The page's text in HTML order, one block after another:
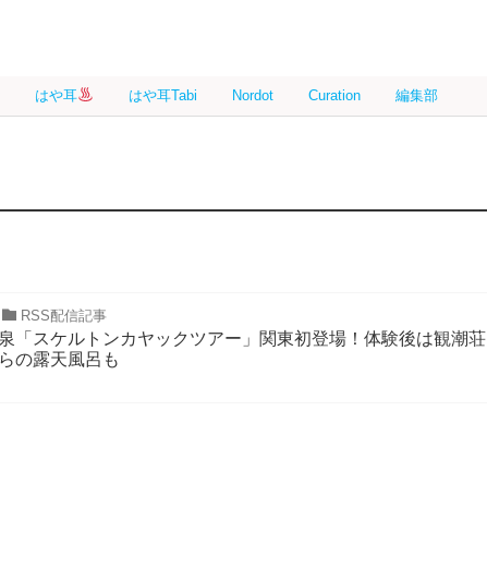
はや耳 はや耳Tabi Nordot Curation 編集部
RSS配信記事
「スケルトンカヤックツアー」関東初登場！体験後は観潮荘
の露天風呂も